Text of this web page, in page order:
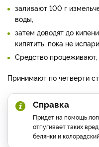
заливают 100 г
воды,
затем доводят до
кипятить, пока не
Средство
Принимают по четверти
Справка
Придет на помощь
отпугивает таких
белянки и